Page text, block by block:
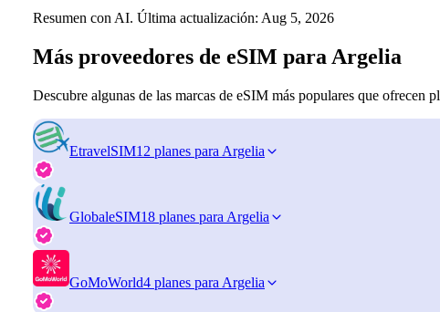
Resumen con AI. Última actualización: Aug 5, 2026
Más proveedores de eSIM para Argelia
Descubre algunas de las marcas de eSIM más populares que ofrecen
EtravelSIM12 planes para Argelia
GlobaleSIM18 planes para Argelia
GoMoWorld4 planes para Argelia